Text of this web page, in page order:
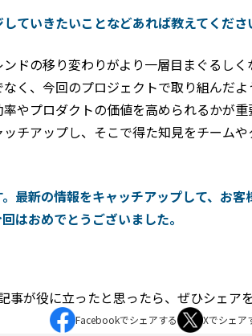
ていきたいことなどあれば教えてくださ
ドの移り変わりがより一層目まぐるし
く、今回のプロジェクトで取り組んだよ
やプロダクトの価値を高められるかが
チアップし、そこで得た知見をチーム
最新の情報をキャッチアップして、お
はおめでとうございました。
事が役に立ったと思ったら、 ぜひシェア
Facebookでシェアする Xでシェア